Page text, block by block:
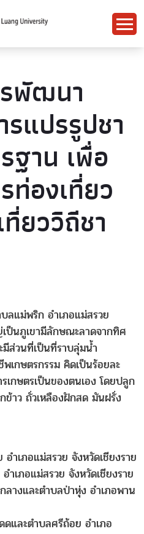
พัฒนา
แปรรูปชา
ฐาน เพื่อ
องเที่ยว
ยววิถีชา
ลแม่พริก อำเภอแม่สรวย
ป็นภูเขามีลักษณะลาดจากทิศ
ส่วนที่เป็นที่ราบลุ่มน้ำ
เกษตรกรรม คิดเป็นร้อยละ
กษตรเป็นของตนเอง โดยปลูก
าว ถั่วเหลืองฝักสด มันฝรั่ง
ำเภอแม่สรวย จังหวัดเชียงราย
เภอแม่สรวย จังหวัดเชียงราย
างและตำบลป่าหุ่ง อำเภอพาน
และตำบลศรีถ้อย อำเภอ